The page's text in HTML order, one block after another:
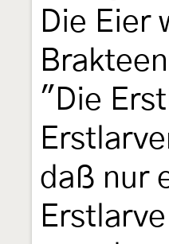
Die Eier
"Die
daß nur